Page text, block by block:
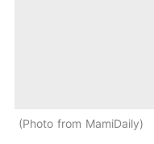
Photo from MamiDaily